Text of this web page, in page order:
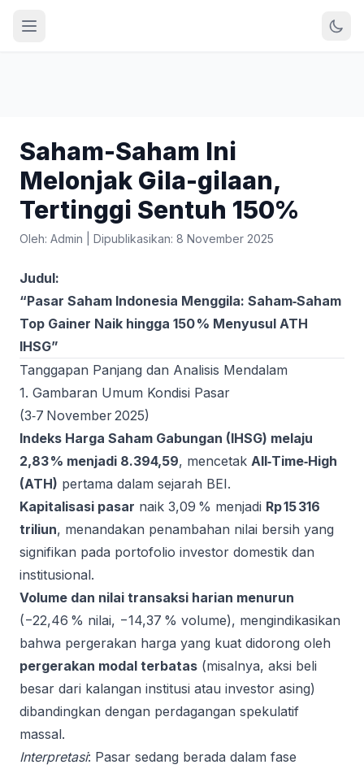
Saham-Saham Ini
Melonjak Gila-gilaan,
Tertinggi Sentuh 150%
Oleh: Admin Dipublikasikan: 8 November 2025
Judul:
“Pasar Saham Indonesia Menggila: Saham‑Saham
Top Gainer Naik hingga 150 % Menyusul ATH
IHSG”
Tanggapan Panjang dan Analisis Mendalam
1. Gambaran Umum Kondisi Pasar
(3‑7 November 2025)
Indeks Harga Saham Gabungan (IHSG) melaju
2,83 % menjadi 8.394,59, mencetak All‑Time‑High
(ATH) pertama dalam sejarah BEI.
Kapitalisasi pasar naik 3,09 % menjadi Rp 15 316
triliun, menandakan penambahan nilai bersih yang
signifikan pada portofolio investor domestik dan
institusional.
Volume dan nilai transaksi harian menurun
(−22,46 % nilai, −14,37 % volume), mengindikasikan
bahwa pergerakan harga yang kuat didorong oleh
pergerakan modal terbatas (misalnya, aksi beli
besar dari kalangan institusi atau investor asing)
dibandingkan dengan perdagangan spekulatif
massal.
Interpretasi: Pasar sedang berada dalam fase